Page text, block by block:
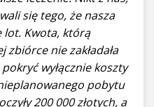
się tego, że nasza
lot. Kwota, którą
nie zakładała
wyłącznie koszty
pobytu
200 000 złotych, a